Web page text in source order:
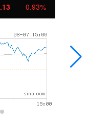
北证50 1134.24